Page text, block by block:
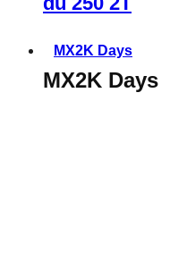
MX2K Days
MX2K Days